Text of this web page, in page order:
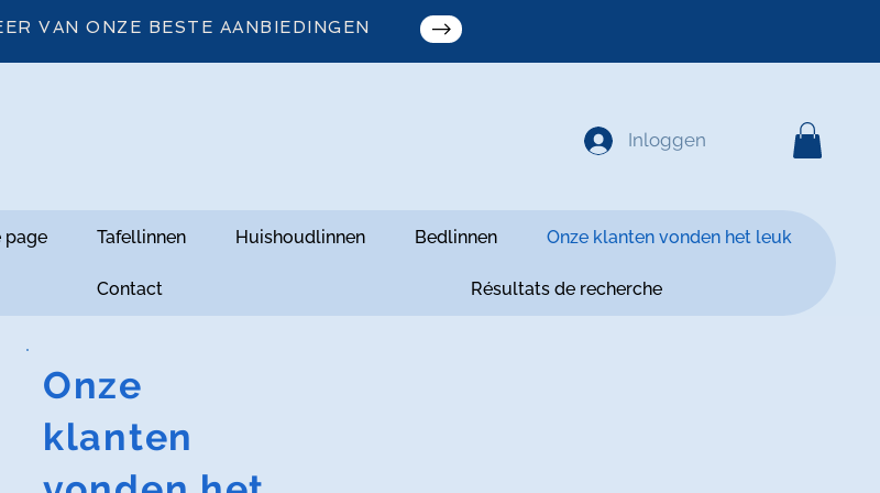
VAN ONZE BESTE AANBIEDINGEN
Inloggen
page Tafellinnen Huishoudlinnen Bedlinnen Onze klanten vonden het leuk
Contact Résultats de recherche
Onze
klanten